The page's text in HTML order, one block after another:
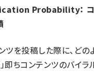
Probability： コ
ツを投稿した際に、ど
即ちコンテンツのバイラ